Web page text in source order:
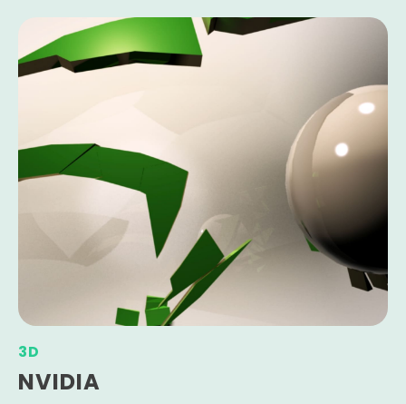
3D
NVIDIA